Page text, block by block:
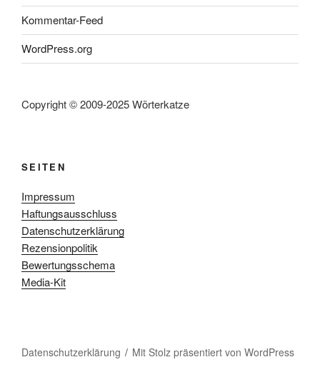
Kommentar-Feed
WordPress.org
Copyright © 2009-2025 Wörterkatze
SEITEN
Impressum
Haftungsausschluss
Datenschutzerklärung
Rezensionpolitik
Bewertungsschema
Media-Kit
Datenschutzerklärung Mit Stolz präsentiert von WordPress